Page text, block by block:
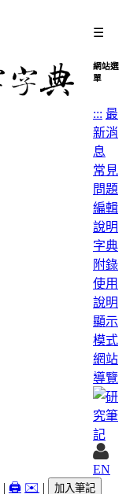
☰
網站選
單
::: 最
新消
息
常見
問題
編輯
說明
字典
附錄
使用
說明
顯示
模式
網站
導覽
EN
| 🖨️ ✉️ | 加入筆記